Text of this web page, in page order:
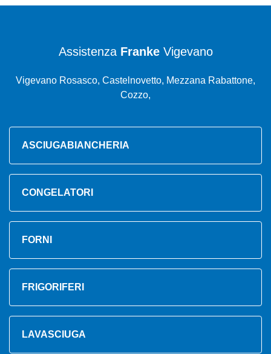
Assistenza FrankeVigevano
Vigevano Rosasco, Castelnovetto, Mezzana Rabattone,
Cozzo,
ASCIUGABIANCHERIA
CONGELATORI
FORNI
FRIGORIFERI
LAVASCIUGA